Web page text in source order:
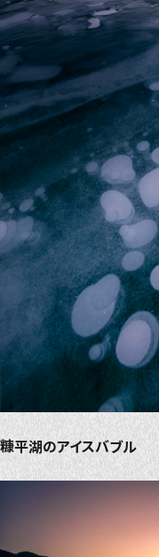
糠平湖のアイスバブル